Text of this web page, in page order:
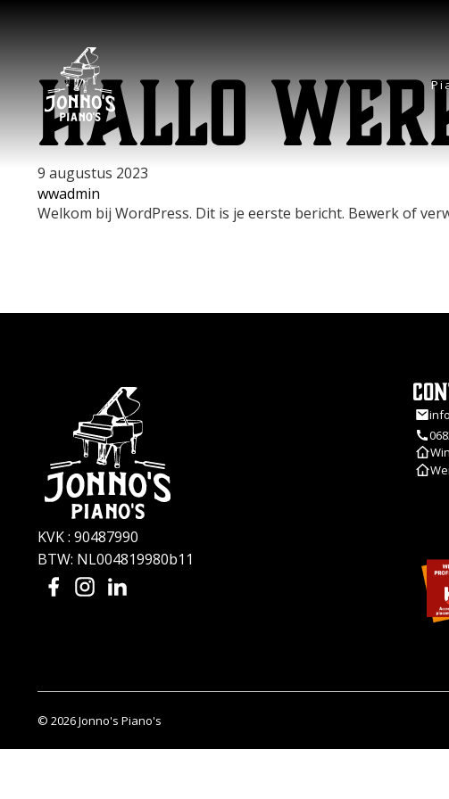
Hallo
9 augustus 2023
wwadmin
Welkom bij WordPress. Dit is je eerste bericht. Bewerk of
KVK : 90487990
BTW: NL004819980b11
© 2026 Jonno's Piano's